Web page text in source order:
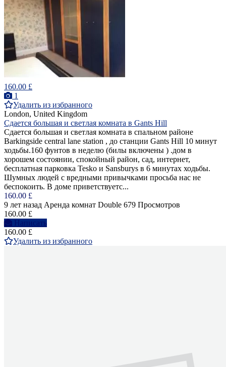
160.00 £
1
Удалить из избранного
London, United Kingdom
Сдается большая и светлая комната в Gants Hill
Сдается большая и светлая комната в спальном районе
Barkingside central lane station , до станции Gants Hill 10 минут
ходьбы.160 фунтов в неделю (билы включены ) .дом в
хорошем состоянии, спокойный район, сад, интернет,
бесплатная парковка Tesko и Sansburys в 6 минутах ходьбы.
Шумных людей с вредными привычками просьба нас не
беспокоить. В доме приветствуетс...
160.00 £
9 лет назад Аренда комнат Double 679 Просмотров
160.00 £
Написать
160.00 £
Удалить из избранного